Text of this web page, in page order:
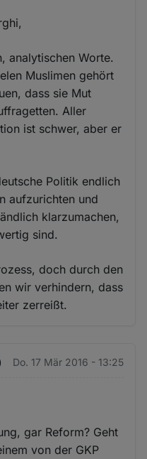
analytischen Worte.
Muslimen gehört
dass sie Mut
Aller
ist schwer, aber er
Politik endlich
aufzurichten und
klarzumachen,
sind.
doch durch den
wir verhindern, dass
zerreißt.
Do. 17 Mär 2016 - 13:25
gar Reform? Geht
von der GKP